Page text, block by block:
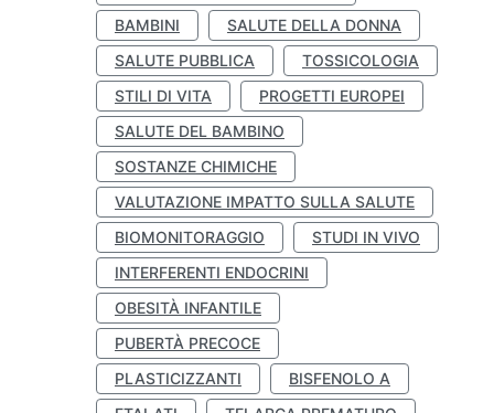
BAMBINI
SALUTE DELLA DONNA
SALUTE PUBBLICA
TOSSICOLOGIA
STILI DI VITA
PROGETTI EUROPEI
SALUTE DEL BAMBINO
SOSTANZE CHIMICHE
VALUTAZIONE IMPATTO SULLA SALUTE
BIOMONITORAGGIO
STUDI IN VIVO
INTERFERENTI ENDOCRINI
OBESITÀ INFANTILE
PUBERTÀ PRECOCE
PLASTICIZZANTI
BISFENOLO A